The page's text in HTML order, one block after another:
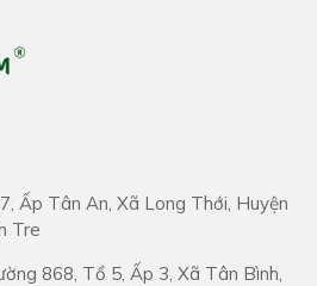
Ấp Tân An, Xã Long Thới, Huyện
Tre
868, Tổ 5, Ấp 3, Xã Tân Bình,